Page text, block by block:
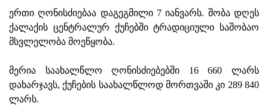
ერთი ღონისძიებაა დაგეგმილი 7 იანვარს. შობა დღეს
ქალაქის ცენტრალურ ქუჩებში ტრადიციული საშობაო
მსვლელობა მოეწყობა.
მერია საახალწლო ღონისძიებებში 16 660 ლარს
დახარჯავს, ქუჩების საახალწლოდ მორთვაში კი 289 840
ლარს.